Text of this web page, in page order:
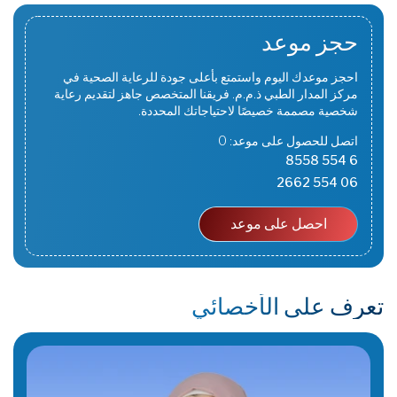
حجز موعد
احجز موعدك اليوم واستمتع بأعلى جودة للرعاية الصحية في
مركز المدار الطبي ذ.م.م. فريقنا المتخصص جاهز لتقديم رعاية
شخصية مصممة خصيصًا لاحتياجاتك المحددة.
اتصل للحصول على موعد: 0
6 554 8558
06 554 2662
احصل على موعد
تعرف على الأخصائي